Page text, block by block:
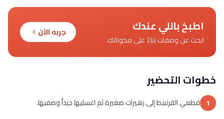
اطبخ باللي عندك
ابحث عن وصفات بناءً على مكوناتك.
جربه الآن
خطوات التحضير
1 قطعي القرنبيط إلى زهيرات صغيرة ثم اغسليها جيداً وصفيها.